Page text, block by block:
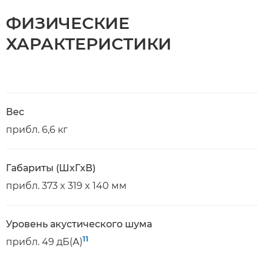
ФИЗИЧЕСКИЕ
ХАРАКТЕРИСТИКИ
Вес
прибл. 6,6 кг
Габариты (ШxГxВ)
прибл. 373 x 319 x 140 мм
Уровень акустического шума
прибл. 49 дБ(А)11